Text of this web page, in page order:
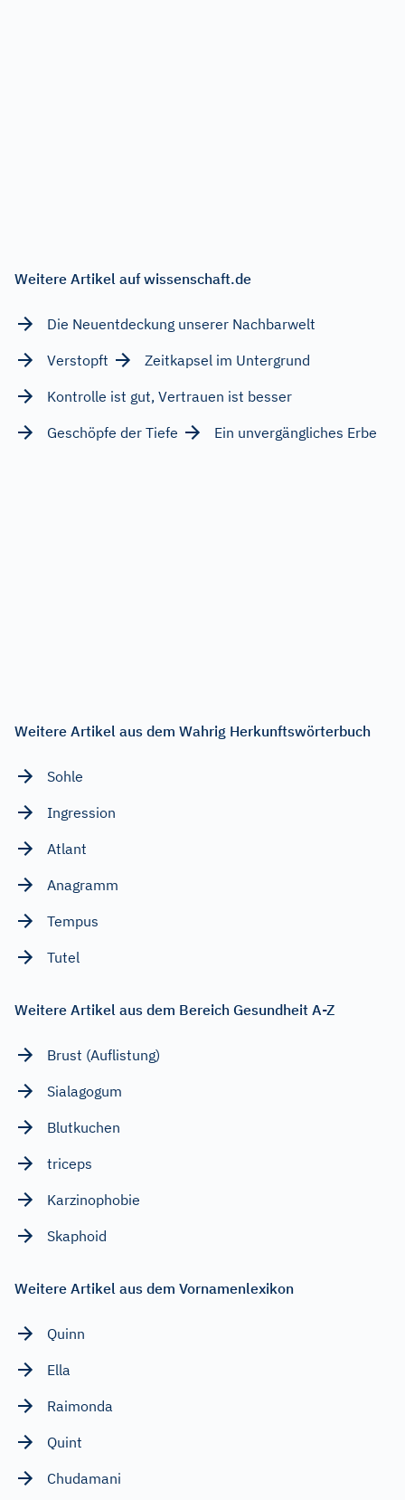
Weitere Artikel auf wissenschaft.de
Die Neuentdeckung unserer Nachbarwelt
Verstopft
Zeitkapsel im Untergrund
Kontrolle ist gut, Vertrauen ist besser
Geschöpfe der Tiefe
Ein unvergängliches Erbe
Weitere Artikel aus dem Wahrig Herkunftswörterbuch
Sohle
Ingression
Atlant
Anagramm
Tempus
Tutel
Weitere Artikel aus dem Bereich Gesundheit A-Z
Brust (Auflistung)
Sialagogum
Blutkuchen
triceps
Karzinophobie
Skaphoid
Weitere Artikel aus dem Vornamenlexikon
Quinn
Ella
Raimonda
Quint
Chudamani